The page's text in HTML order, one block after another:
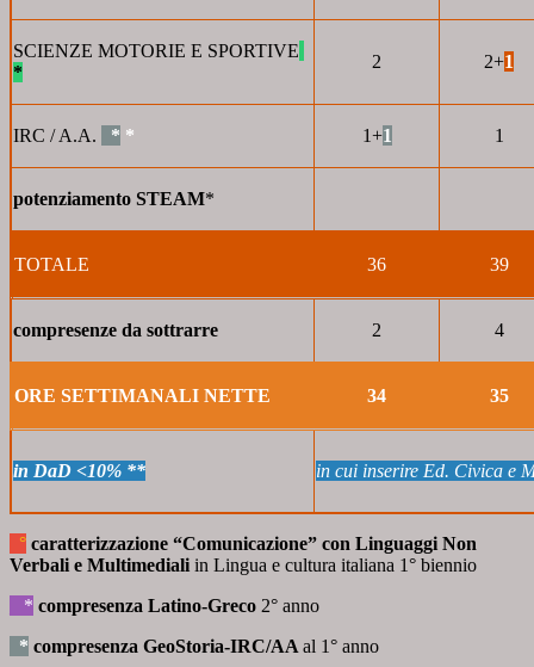
SCIENZE MOTORIE E SPORTIVE
*
2 2+1
IRC / A.A. * * 1+1 1
potenziamento STEAM*
TOTALE 36 39
compresenze da sottrarre 2 4
ORE SETTIMANALI NETTE 34 35
in DaD <10% ** in cui inserire Ed. Civica e
° caratterizzazione “Comunicazione” con Linguaggi Non
Verbali e Multimediali in Lingua e cultura italiana 1° biennio
* compresenza Latino-Greco 2° anno
* compresenza GeoStoria-IRC/AA al 1° anno